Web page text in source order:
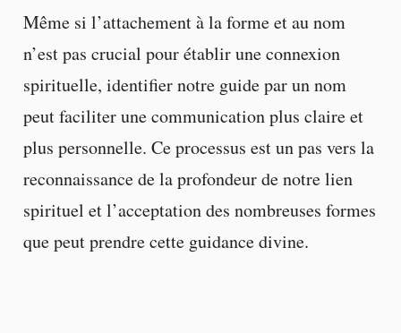
Même si l’attachement à la forme et au nom
n’est pas crucial pour établir une connexion
spirituelle, identifier notre guide par un nom
peut faciliter une communication plus claire et
plus personnelle. Ce processus est un pas vers la
reconnaissance de la profondeur de notre lien
spirituel et l’acceptation des nombreuses formes
que peut prendre cette guidance divine.